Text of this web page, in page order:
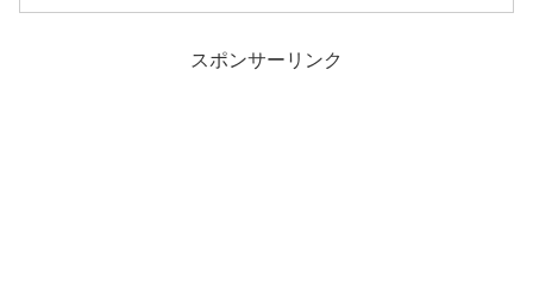
スポンサーリンク